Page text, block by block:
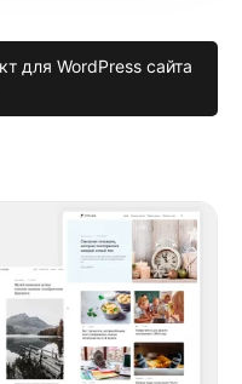
для WordPress сайта